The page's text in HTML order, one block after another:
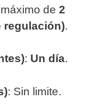
de 2
regulación).
: Un día.
: Sin limite.